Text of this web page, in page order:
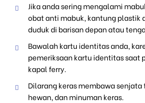
Jika anda sering mengalami
obat anti mabuk, kantung plastik
duduk di barisan depan atau
Bawalah kartu identitas anda,
pemeriksaan kartu identitas saat
kapal ferry.
Dilarang keras membawa senjata
hewan, dan minuman keras.